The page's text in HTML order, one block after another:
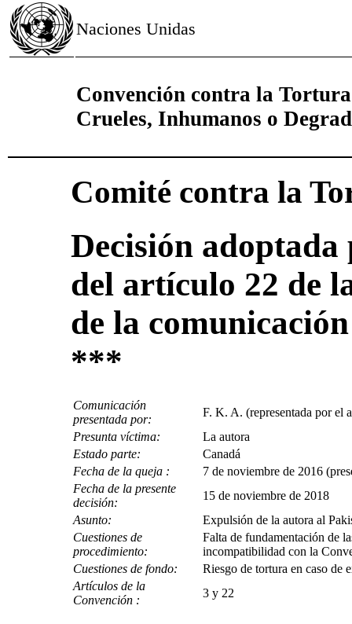
Naciones Unidas
Convención contra la
Crueles, Inhumanos o
Comité contra la
Decisión
del artículo 22 de
de la
***
Comunicación
presentada por:
F. K. A. (representada por el
Presunta víctima:
La autora
Estado parte:
Canadá
Fecha de la queja :
7 de noviembre de 2016
Fecha de la presente
decisión:
15 de noviembre de 2018
Asunto:
Expulsión de la autora al
Cuestiones de
procedimiento:
Falta de fundamentación de
incompatibilidad con la
Cuestiones de fondo:
Riesgo de tortura en caso de
Artículos de la
Convención :
3 y 22